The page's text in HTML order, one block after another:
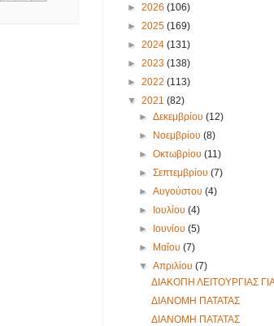
► 2026 (106)
► 2025 (169)
► 2024 (131)
► 2023 (138)
► 2022 (113)
▼ 2021 (82)
►Δεκεμβρίου(12)
►
Νοεμβρίου(8)
►Οκτωβρίου(11)
►Σεπτεμβρίου(7)
►Αυγούστου(4)
►
Ιουλίου(4)
►
Ιουνίου(5)
►
Μαΐου(7)
▼Απριλίου(7)
ΔΙΑΚΟΠΗ ΛΕΙΤΟΥΡΓΙΑΣ
ΔΙΑΝΟΜΗ ΠΑΤΑΤΑΣ
ΔΙΑΝΟΜΗ ΠΑΤΑΤΑΣ